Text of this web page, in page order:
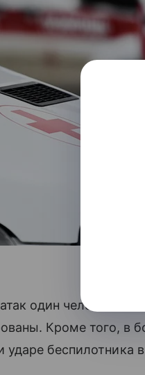
один человек
Кроме того, в
беспилотника